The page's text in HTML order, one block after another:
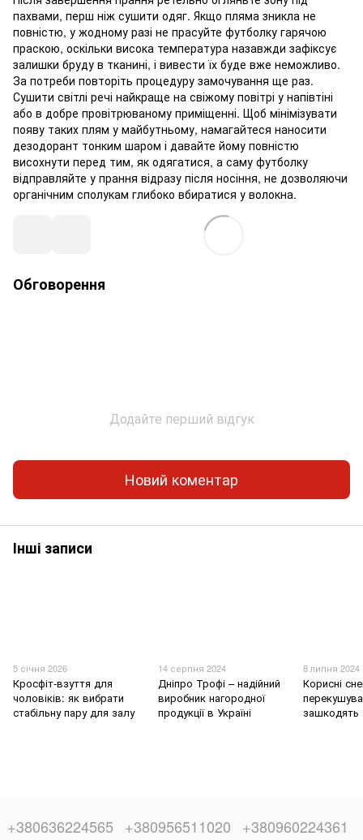
пахвами, перш ніж сушити одяг. Якщо пляма зникла не
повністю, у жодному разі не прасуйте футболку гарячою
праскою, оскільки висока температура назавжди зафіксує
залишки бруду в тканині, і вивести їх буде вже неможливо.
За потреби повторіть процедуру замочування ще раз.
Сушити світлі речі найкраще на свіжому повітрі у напівтіні
або в добре провітрюваному приміщенні. Щоб мінімізувати
появу таких плям у майбутньому, намагайтеся наносити
дезодорант тонким шаром і давайте йому повністю
висохнути перед тим, як одягатися, а саму футболку
відправляйте у прання відразу після носіння, не дозволяючи
органічним сполукам глибоко вбиратися у волокна.
Обговорення
Додайте перший відгук
Новий коментар
Інші записи
5 січня 2026
Кросфіт-взуття для
чоловіків: як вибрати
стабільну пару для залу
14 серпня 2024
Дніпро Трофі – надійний
виробник нагородної
продукції в Україні
8 липня 2024
Корисні
+380636224565 +380956511020 +380960224361